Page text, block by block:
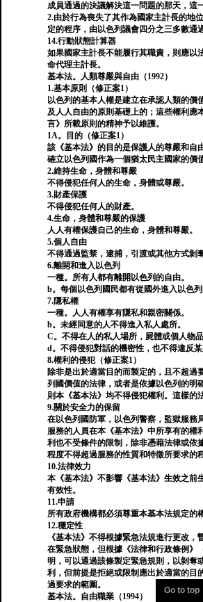
成員通過的決議解決這一問題的那天，這
2.由於行為喪失了其作為國家主計長的地
定的程序，由以色列議會四分之三多數通
14.行動狀態計算器
如果國家主計長不能履行其職責，則應以
命代理主計長。
基本法。人類尊嚴與自由（1992）
1.基本原則（修正案1）
以色列的基本人權是建立在承認人類的價
及人人自由的原則基礎上的；這些權利應
言》所載原則的精神予以維護。
1A。目的（修正案1）
該《基本法》的目的是保護人的尊嚴和自
確立以色列國作為一個猶太民主國家的價
2.維持生命，身體和尊嚴
不得侵犯任何人的生命，身體或尊嚴。
3.財產保護
不得侵犯任何人的財產。
4.生命，身體和尊嚴的保護
人人有權保護自己的生命，身體和尊嚴。
5.個人自由
不得通過監禁，逮捕，引渡或其他方式剝
6.離開和進入以色列
一種。所有人都有離開以色列的自由。
b。每個以色列國民都有從國外進入以色列
7.隱私權
一種。人人有權享有隱私和親密關係。
b。未經同意的人不得進入私人處所。
C。不得在人的私人場所，屍體或個人物品
d。不得侵犯對話的機密性，也不得違反某
8.權利的侵犯（修正案1）
除非是出於適當目的而製定的，且不超過
列國價值的法律，或者是依據以色列的明
則本《基本法》均不得侵犯權利。這樣的
9.關於安全力的保留
在以色列國防軍，以色列警察，監獄服務
服務的人員在本《基本法》中所享有的權
利也不受條件的限制，除非憑藉法律或依
程度不得超過服務的性質和特徵所要求的
10.法律效力
本《基本法》不影響《基本法》生效之前
有效性。
11.申請
所有政府機構都必須尊重本基本法規定的
12.穩定性
《基本法》不得根據緊急法規進行更改，
在緊急狀態，但根據《法律和行政條例》
明，可以通過該條製定緊急規則，以剝奪
利，但前提是拒絕或限制應出於適當的目
過要求的範圍。
基本法。自由職業（1994）
Go to top